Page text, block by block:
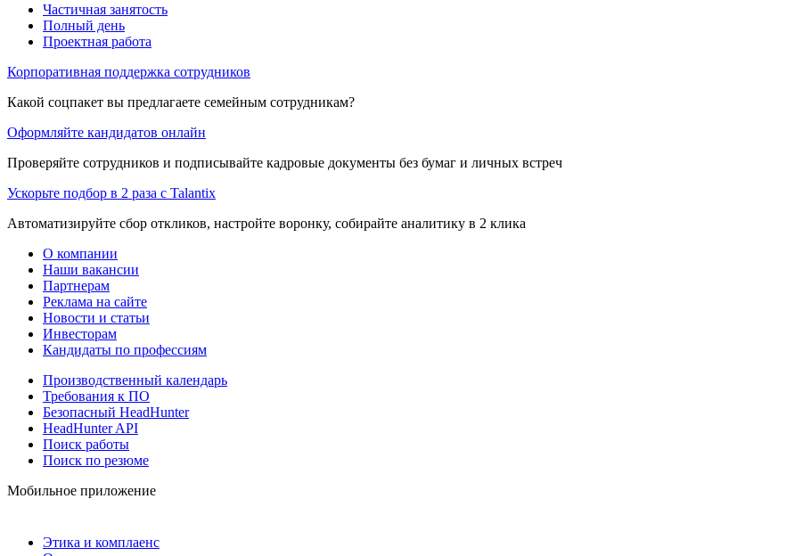
Частичная занятость
Полный день
Проектная работа
Корпоративная поддержка сотрудников
Какой соцпакет вы предлагаете семейным сотрудникам?
Оформляйте кандидатов онлайн
Проверяйте сотрудников и подписывайте кадровые документы без бумаг и личных встреч
Ускорьте подбор в 2 раза с Talantix
Автоматизируйте сбор откликов, настройте воронку, собирайте аналитику в 2 клика
О компании
Наши вакансии
Партнерам
Реклама на сайте
Новости и статьи
Инвесторам
Кандидаты по профессиям
Производственный календарь
Требования к ПО
Безопасный HeadHunter
HeadHunter API
Поиск работы
Поиск по резюме
Мобильное приложение
Этика и комплаенс